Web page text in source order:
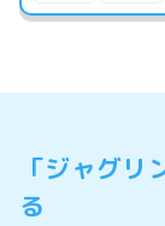
「ジャグ
る